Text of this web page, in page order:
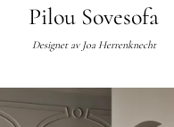
Pilou Sovesofa
Designet av Joa Herrenknecht